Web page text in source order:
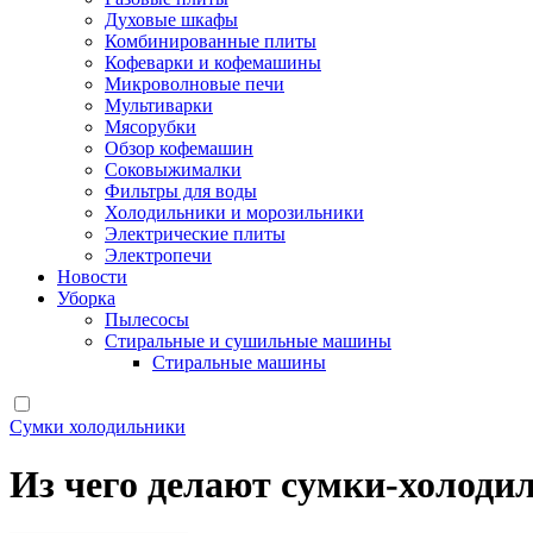
Духовые шкафы
Комбинированные плиты
Кофеварки и кофемашины
Микроволновые печи
Мультиварки
Мясорубки
Обзор кофемашин
Соковыжималки
Фильтры для воды
Холодильники и морозильники
Электрические плиты
Электропечи
Новости
Уборка
Пылесосы
Стиральные и сушильные машины
Стиральные машины
Сумки холодильники
Из чего делают сумки-